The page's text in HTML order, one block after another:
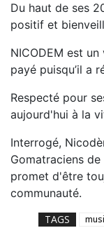
Du haut de ses
positif et
NICODEM est
payé puisqu’il a
Respecté pour
aujourd'hui à la
Interrogé,
Gomatraciens
promet d'être
communauté.
TAGS